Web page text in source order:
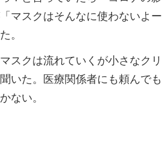
マスクはそんなに使わないよ
。
スクは流れていくが小さなク
いた。医療関係者にも頼んで
ない。